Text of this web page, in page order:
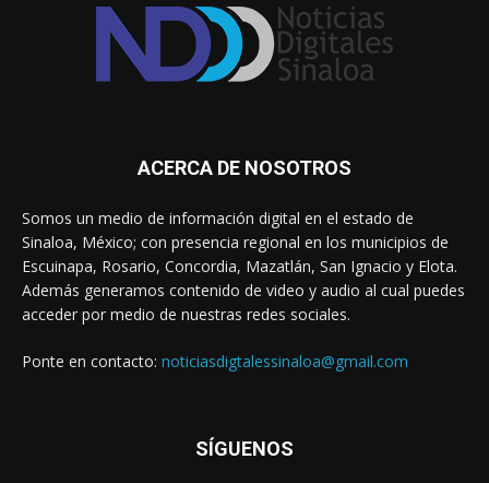
ACERCA DE NOSOTROS
Somos un medio de información digital en el estado de
Sinaloa, México; con presencia regional en los municipios de
Escuinapa, Rosario, Concordia, Mazatlán, San Ignacio y Elota.
Además generamos contenido de video y audio al cual puedes
acceder por medio de nuestras redes sociales.
Ponte en contacto: noticiasdigtalessinaloa@gmail.com
SÍGUENOS